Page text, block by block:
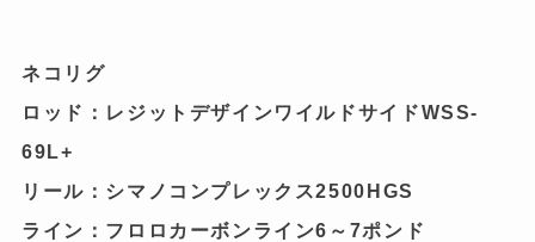
ネコリグ
ロッド：レジットデザインワイルドサイドWSS-
69L+
リール：シマノコンプレックス2500HGS
ライン：フロロカーボンライン6～7ポンド